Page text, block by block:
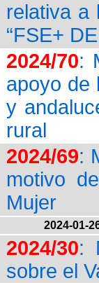
relativa a
“FSE+
2024/70:
apoyo de
y
rural
2024/69:
motivo
Mujer
2024-01-
2024/30:
sobre el